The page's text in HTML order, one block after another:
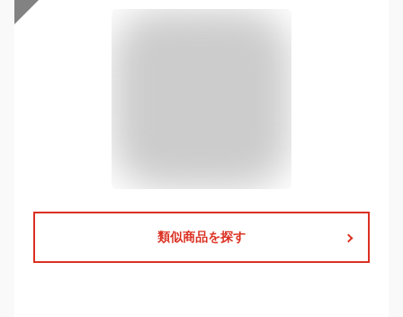
類似商品を探す